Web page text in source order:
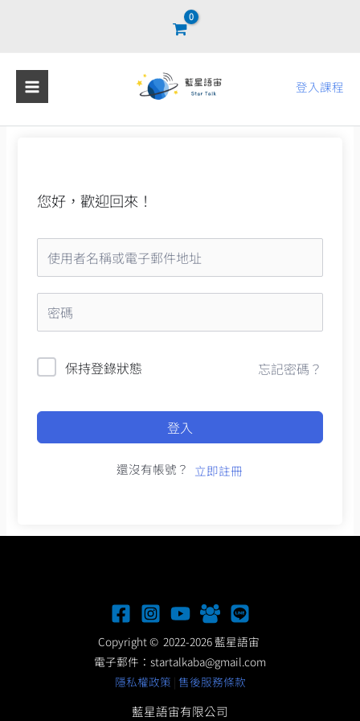
登入課程
您好，歡迎回來！
保持登錄狀態 忘記密碼？
登入
還沒有帳號？ 立即註冊
Copyright © 2022-2026 藍星語宙
電子郵件： startalkaba@gmail.com
隱私權政策 | 售後服務條款
藍星語宙有限公司